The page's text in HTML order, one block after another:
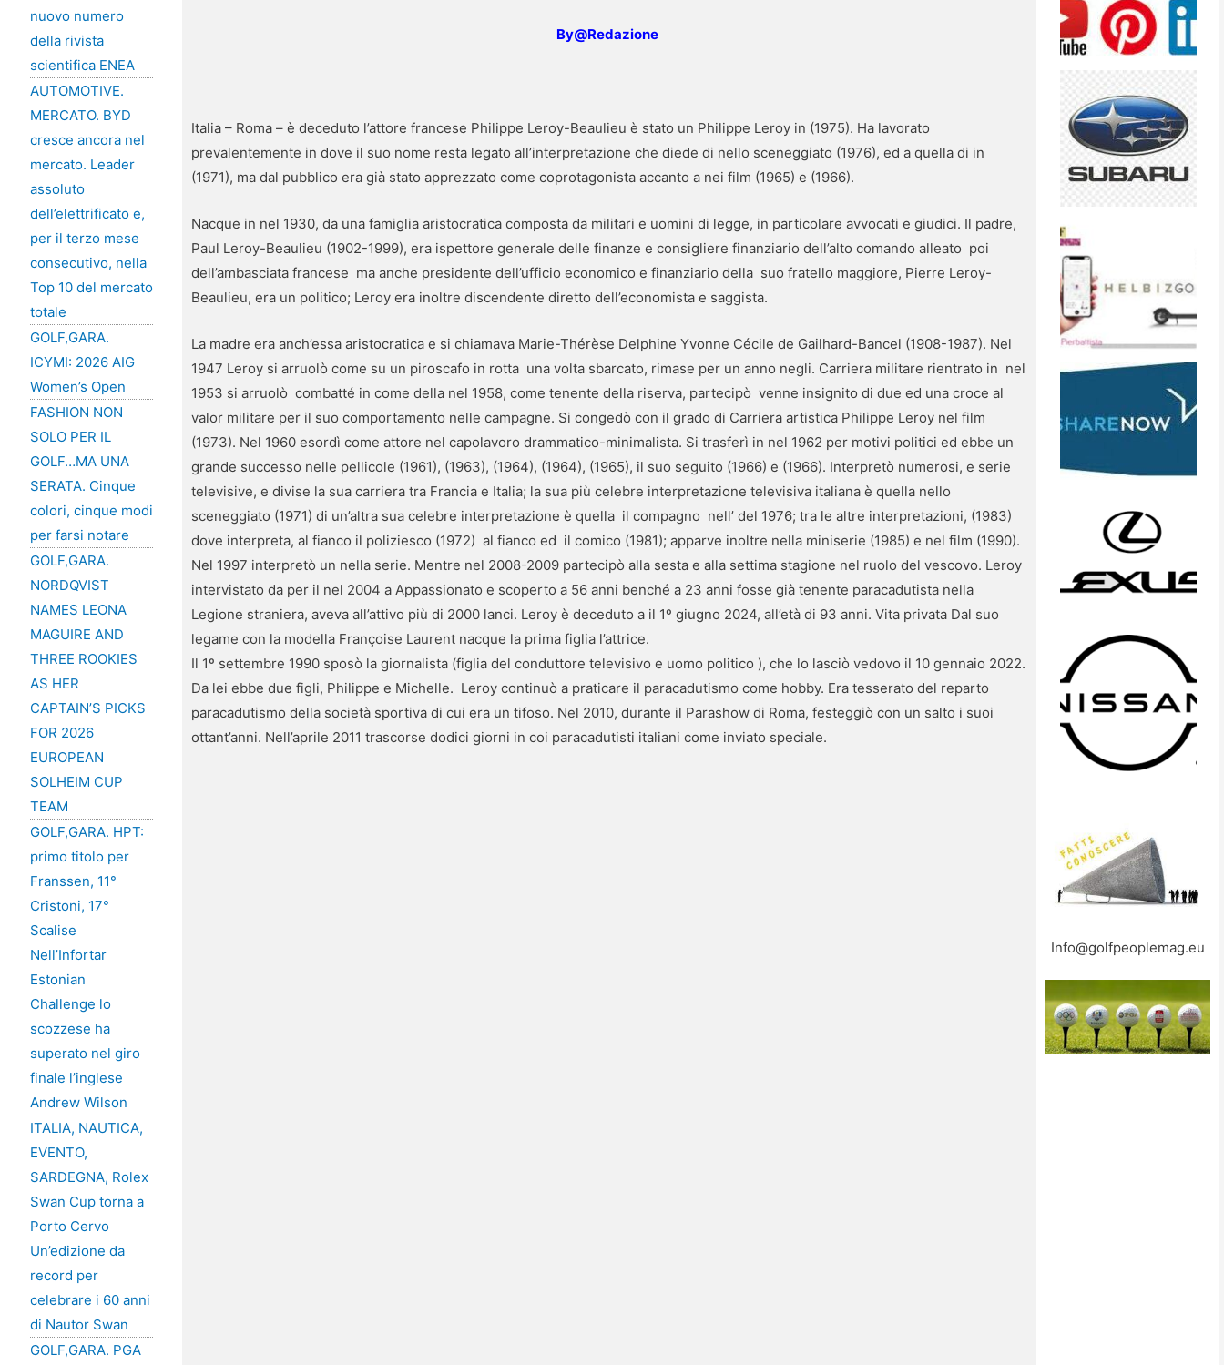
nuovo numero
della rivista
scientifica ENEA
AUTOMOTIVE.
MERCATO. BYD
cresce ancora nel
mercato. Leader
assoluto
dell’elettrificato e,
per il terzo mese
consecutivo, nella
Top 10 del mercato
totale
GOLF,GARA.
ICYMI: 2026 AIG
Women’s Open
FASHION NON
SOLO PER IL
GOLF…MA UNA
SERATA. Cinque
colori, cinque modi
per farsi notare
GOLF,GARA.
NORDQVIST
NAMES LEONA
MAGUIRE AND
THREE ROOKIES
AS HER
CAPTAIN’S PICKS
FOR 2026
EUROPEAN
SOLHEIM CUP
TEAM
GOLF,GARA. HPT:
primo titolo per
Franssen, 11°
Cristoni, 17°
Scalise
Nell’Infortar
Estonian
Challenge lo
scozzese ha
superato nel giro
finale l’inglese
Andrew Wilson
ITALIA, NAUTICA,
EVENTO,
SARDEGNA, Rolex
Swan Cup torna a
Porto Cervo
Un’edizione da
record per
celebrare i 60 anni
di Nautor Swan
GOLF,GARA. PGA
By@Redazione
Italia – Roma – è deceduto l’attore francese Philippe Leroy-Beaulieu è stato un Philippe Leroy in (1975). Ha lavorato
prevalentemente in dove il suo nome resta legato all’interpretazione che diede di nello sceneggiato (1976), ed a quella di in
(1971), ma dal pubblico era già stato apprezzato come coprotagonista accanto a nei film (1965) e (1966).
Nacque in nel 1930, da una famiglia aristocratica composta da militari e uomini di legge, in particolare avvocati e giudici. Il padre,
Paul Leroy-Beaulieu (1902-1999), era ispettore generale delle finanze e consigliere finanziario dell’alto comando alleato poi
dell’ambasciata francese ma anche presidente dell’ufficio economico e finanziario della suo fratello maggiore, Pierre Leroy-
Beaulieu, era un politico; Leroy era inoltre discendente diretto dell’economista e saggista.
La madre era anch’essa aristocratica e si chiamava Marie-Thérèse Delphine Yvonne Cécile de Gailhard-Bancel (1908-1987). Nel
1947 Leroy si arruolò come su un piroscafo in rotta una volta sbarcato, rimase per un anno negli. Carriera militare rientrato in nel
1953 si arruolò combatté in come della nel 1958, come tenente della riserva, partecipò venne insignito di due ed una croce al
valor militare per il suo comportamento nelle campagne. Si congedò con il grado di Carriera artistica Philippe Leroy nel film
(1973). Nel 1960 esordì come attore nel capolavoro drammatico-minimalista. Si trasferì in nel 1962 per motivi politici ed ebbe un
grande successo nelle pellicole (1961), (1963), (1964), (1964), (1965), il suo seguito (1966) e (1966). Interpretò numerosi, e serie
televisive, e divise la sua carriera tra Francia e Italia; la sua più celebre interpretazione televisiva italiana è quella nello
sceneggiato (1971) di un’altra sua celebre interpretazione è quella il compagno nell’ del 1976; tra le altre interpretazioni, (1983)
dove interpreta, al fianco il poliziesco (1972) al fianco ed il comico (1981); apparve inoltre nella miniserie (1985) e nel film (1990).
Nel 1997 interpretò un nella serie. Mentre nel 2008-2009 partecipò alla sesta e alla settima stagione nel ruolo del vescovo. Leroy
intervistato da per il nel 2004 a Appassionato e scoperto a 56 anni benché a 23 anni fosse già tenente paracadutista nella
Legione straniera, aveva all’attivo più di 2000 lanci. Leroy è deceduto a il 1º giugno 2024, all’età di 93 anni. Vita privata Dal suo
legame con la modella Françoise Laurent nacque la prima figlia l’attrice.
Il 1º settembre 1990 sposò la giornalista (figlia del conduttore televisivo e uomo politico ), che lo lasciò vedovo il 10 gennaio 2022.
Da lei ebbe due figli, Philippe e Michelle. Leroy continuò a praticare il paracadutismo come hobby. Era tesserato del reparto
paracadutismo della società sportiva di cui era un tifoso. Nel 2010, durante il Parashow di Roma, festeggiò con un salto i suoi
ottant’anni. Nell’aprile 2011 trascorse dodici giorni in coi paracadutisti italiani come inviato speciale.
Info@golfpeoplemag.eu